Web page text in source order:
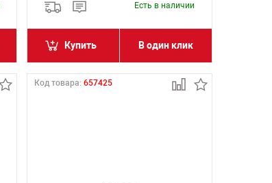
Есть в наличии
Купить В один клик
Код товара:657425